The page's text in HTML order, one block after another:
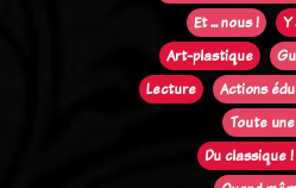
Et ... nous !
Y
Art-plastique
Lecture
Actions
Toute
Du classique